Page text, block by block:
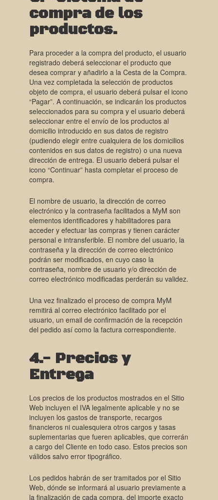
compra de los
productos.
Para proceder a la compra del producto, el usuario
registrado deberá seleccionar el producto que
desea comprar y añadirlo a la Cesta de la Compra.
Una vez completada la selección de productos
objeto de compra, el usuario deberá pulsar el icono
“Pagar”. A continuación, se indicarán los productos
seleccionados para su compra y el usuario deberá
seleccionar entre el envío de los productos al
domicilio introducido en sus datos de registro
(pudiendo elegir entre cualquiera de los domicilios
contenidos en sus datos de registro) o una nueva
dirección de entrega. El usuario deberá pulsar el
icono “Continuar” hasta completar el proceso de
compra.
El nombre de usuario, la dirección de correo
electrónico y la contraseña facilitados a MyM son
elementos identificadores y habilitadores para
acceder y efectuar las compras y tienen carácter
personal e intransferible. El nombre del usuario, la
contraseña y la dirección de correo electrónico
podrán ser modificados, en cuyo caso la
contraseña, nombre de usuario y/o dirección de
correo electrónico modificadas perderán su validez.
Una vez finalizado el proceso de compra MyM
remitirá al correo electrónico facilitado por el
usuario, un email de confirmación de la recepción
del pedido así como la factura correspondiente.
4.- Precios y
Entrega
Los precios de los productos mostrados en el Sitio
Web incluyen el IVA legalmente aplicable y no se
incluyen los gastos de transporte, recargos
financieros ni cualesquiera otros cargos y tasas
suplementarias que fueren aplicables, que correrán
a cargo del Cliente en todo caso. Estos precios son
válidos salvo error tipográfico.
Los pedidos habrán de ser tramitados por el Sitio
Web, dónde se informará al usuario previamente a
la finalización de cada compra, del importe exacto